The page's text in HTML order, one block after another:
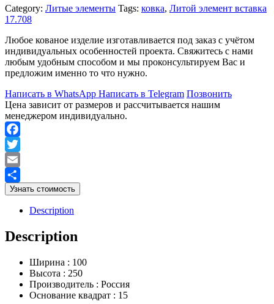
Category: Литые элементы Tags: ковка, Литой элемент вставка
17.708
Любое кованое изделие изготавливается под заказ с учётом
индивидуальных особенностей проекта. Свяжитесь с нами
любым удобным способом и мы проконсультируем Вас и
предложим именно то что нужно.
Написать в WhatsApp Написать в Telegram Позвонить
Цена зависит от размеров и рассчитывается нашим
менеджером индивидуально.
Facebook
Twitter
Email
Отправить
Узнать стоимость
Description
Description
Ширина : 100
Высота : 250
Производитель : Россия
Основание квадрат : 15